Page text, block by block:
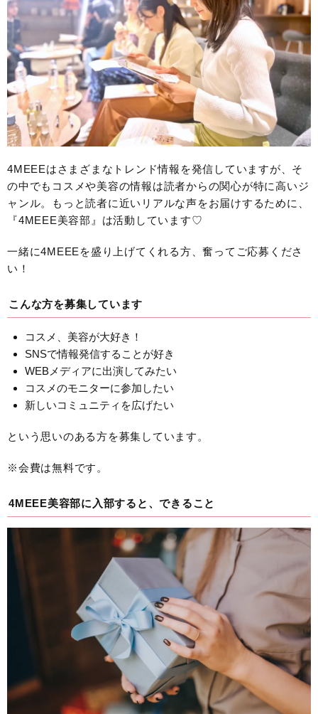
4MEEEはさまざまなトレンド情報を発信していますが、そ
の中でもコスメや美容の情報は読者からの関心が特に高いジ
ャンル。もっと読者に近いリアルな声をお届けするために、
『4MEEE美容部』は活動しています♡
一緒に4MEEEを盛り上げてくれる方、奮ってご応募くださ
い！
こんな方を募集しています
コスメ、美容が大好き！
SNSで情報発信することが好き
WEBメディアに出演してみたい
コスメのモニターに参加したい
新しいコミュニティを広げたい
という思いのある方を募集しています。
※会費は無料です。
4MEEE美容部に入部すると、できること